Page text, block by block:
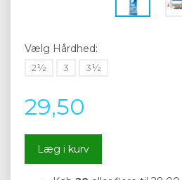
Vælg Hårdhed:
2½ 3 3½
29,50
Læg i kurv